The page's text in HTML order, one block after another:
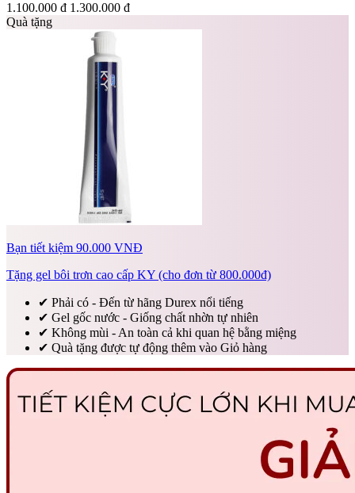
1.100.000 đ 1.300.000 đ
Quà tặng
Bạn tiết kiệm 90.000 VNĐ
Tặng gel bôi trơn cao cấp KY (cho đơn từ 800.000đ)
✔ Phải có - Đến từ hãng Durex nổi tiếng
✔ Gel gốc nước - Giống chất nhờn tự nhiên
✔ Không mùi - An toàn cả khi quan hệ bằng miệng
✔ Quà tặng được tự động thêm vào Giỏ hàng